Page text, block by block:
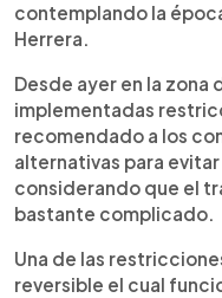
contemplando la
Herrera.
Desde ayer en la zona
implementadas
recomendado a los
alternativas para
considerando que el
bastante complicado.
Una de las
reversible el cual